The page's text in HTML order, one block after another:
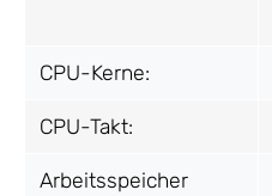
CPU-Kerne:
CPU-Takt:
Arbeitsspeicher